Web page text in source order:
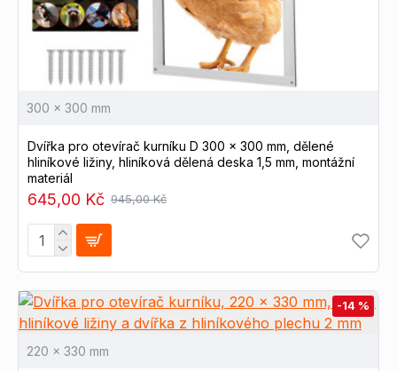
300 x 300 mm
Dvířka pro otevírač kurníku D 300 x 300 mm, dělené
hliníkové ližiny, hliníková dělená deska 1,5 mm, montážní
materiál
645,00 Kč 945,00 Kč
-14 %
220 x 330 mm